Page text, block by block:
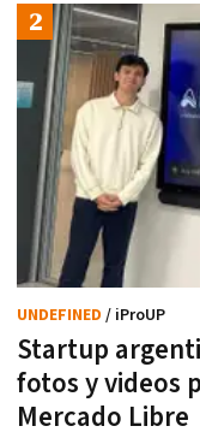
Startup
fotos y videos
Mercado Libre
UNDEFINED / iProUP